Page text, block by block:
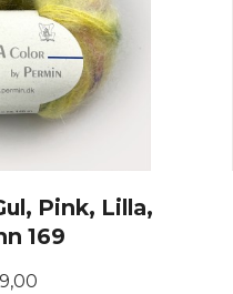
Pink, Lilla,
169